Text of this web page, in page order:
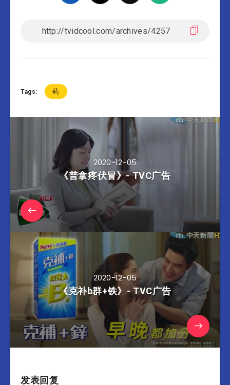
Tags: 药
2020-12-05
《普拿疼伏冒》- TVC广告
2020-12-05
《克补b群+铁》- TVC广告
发表回复